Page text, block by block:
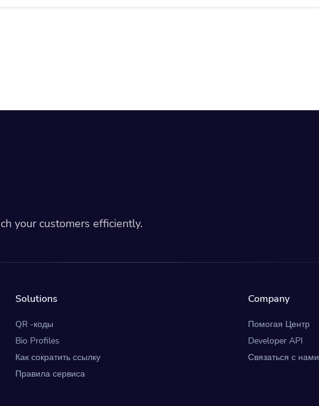
your customers efficiently.
Solutions
QR -коды
Bio Profiles
Как сократить ссылку
Правила сервиса
Company
Помогая Центр
Developer API
Связаться с нами